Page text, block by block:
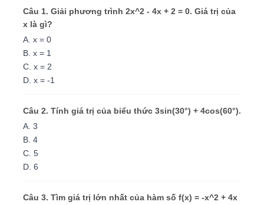
Câu 1. Giải phương trình 2x^2 - 4x + 2 = 0. Giá trị của
x là gì?
A. x = 0
B. x = 1
C. x = 2
D. x = -1
Câu 2. Tính giá trị của biểu thức 3sin(30°) + 4cos(60°).
A. 3
B. 4
C. 5
D. 6
Câu 3. Tìm giá trị lớn nhất của hàm số f(x) = -x^2 + 4x